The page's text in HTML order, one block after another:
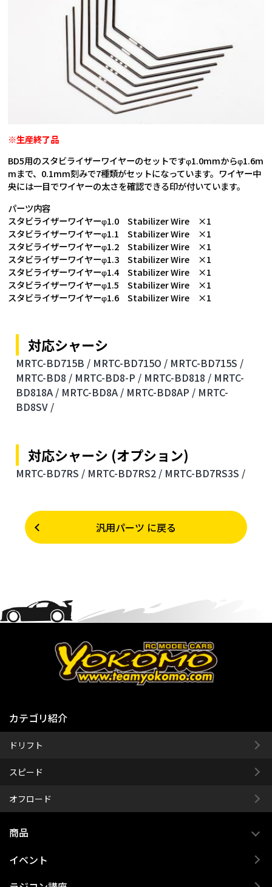
※生産終了品
BD5用のスタビライザーワイヤーのセットですφ1.0mmからφ1.6m
mまで、0.1mm刻みで7種類がセットになっています。ワイヤー中
央には一目でワイヤーの太さを確認できる印が付いています。
パーツ内容
スタビライザーワイヤーφ1.0 Stabilizer Wire ×1
スタビライザーワイヤーφ1.1 Stabilizer Wire ×1
スタビライザーワイヤーφ1.2 Stabilizer Wire ×1
スタビライザーワイヤーφ1.3 Stabilizer Wire ×1
スタビライザーワイヤーφ1.4 Stabilizer Wire ×1
スタビライザーワイヤーφ1.5 Stabilizer Wire ×1
スタビライザーワイヤーφ1.6 Stabilizer Wire ×1
対応シャーシ
MRTC-BD715B / MRTC-BD715O / MRTC-BD715S /
MRTC-BD8 / MRTC-BD8-P / MRTC-BD818 / MRTC-
BD818A / MRTC-BD8A / MRTC-BD8AP / MRTC-
BD8SV /
対応シャーシ (オプション)
MRTC-BD7RS / MRTC-BD7RS2 / MRTC-BD7RS3S /
汎用パーツ に戻る
カテゴリ紹介
ドリフト
スピード
オフロード
商品
イベント